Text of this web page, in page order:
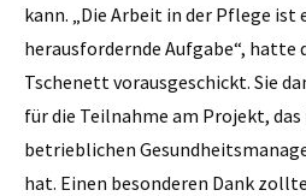
kann. „Die Arbeit in der Pflege ist
herausfordernde Aufgabe“, hatte
Tschenett vorausgeschickt. Sie
für die Teilnahme am Projekt, das
betrieblichen
hat. Einen besonderen Dank